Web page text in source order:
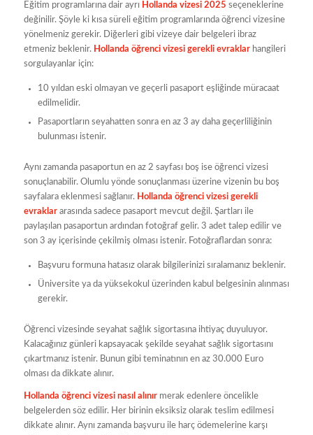
Eğitim programlarına dair ayrı Hollanda vizesi 2025 seçeneklerine
değinilir. Şöyle ki kısa süreli eğitim programlarında öğrenci vizesine
yönelmeniz gerekir. Diğerleri gibi vizeye dair belgeleri ibraz
etmeniz beklenir. Hollanda öğrenci vizesi gerekli evraklar hangileri
sorgulayanlar için:
10 yıldan eski olmayan ve geçerli pasaport eşliğinde müracaat
edilmelidir.
Pasaportların seyahatten sonra en az 3 ay daha geçerliliğinin
bulunması istenir.
Aynı zamanda pasaportun en az 2 sayfası boş ise öğrenci vizesi
sonuçlanabilir. Olumlu yönde sonuçlanması üzerine vizenin bu boş
sayfalara eklenmesi sağlanır. Hollanda öğrenci vizesi gerekli
evraklar arasında sadece pasaport mevcut değil. Şartları ile
paylaşılan pasaportun ardından fotoğraf gelir. 3 adet talep edilir ve
son 3 ay içerisinde çekilmiş olması istenir. Fotoğraflardan sonra:
Başvuru formuna hatasız olarak bilgilerinizi sıralamanız beklenir.
Üniversite ya da yüksekokul üzerinden kabul belgesinin alınması
gerekir.
Öğrenci vizesinde seyahat sağlık sigortasına ihtiyaç duyuluyor.
Kalacağınız günleri kapsayacak şekilde seyahat sağlık sigortasını
çıkartmanız istenir. Bunun gibi teminatının en az 30.000 Euro
olması da dikkate alınır.
Hollanda öğrenci vizesi nasıl alınır merak edenlere öncelikle
belgelerden söz edilir. Her birinin eksiksiz olarak teslim edilmesi
dikkate alınır. Aynı zamanda başvuru ile harç ödemelerine karşı